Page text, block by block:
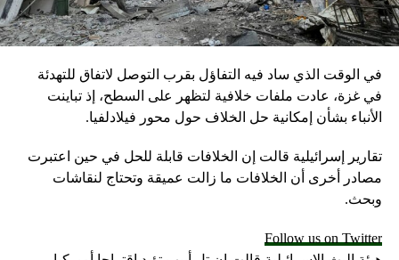
في الوقت الذي ساد فيه التفاؤل بقرب التوصل لاتفاق للتهدئة
في غزة، عادت ملفات خلافية لتظهر على السطح، إذ تباينت
الأنباء بشأن إمكانية حل الخلاف حول محور فيلادلفيا.
تقارير إسرائيلية قالت إن الخلافات قابلة للحل في حين اعتبرت
مصادر أخرى أن الخلافات ما زالت عميقة وتحتاج لنقاشات
وبحث.
Follow us on Twitter